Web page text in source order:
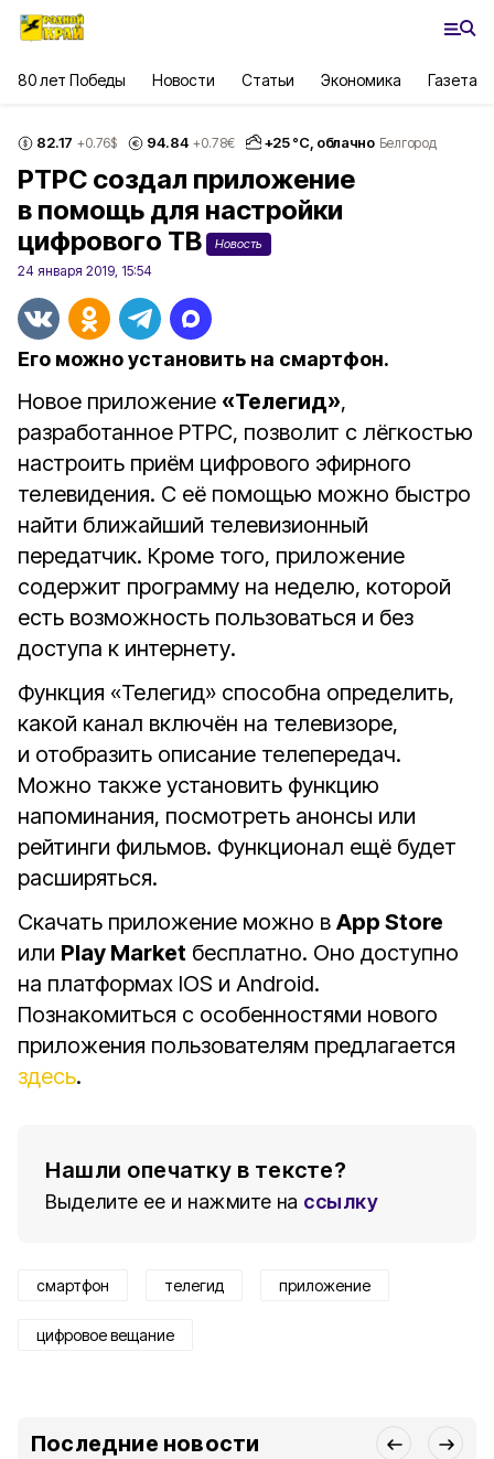
80 лет Победы Новости Статьи Экономика Газета
82.17 +0.76$ 94.84 +0.78€ +25°С, облачно Белгород
РТРС создал приложение
в помощь для настройки
цифрового ТВ
Новость
24 января 2019, 15:54
Его можно установить на смартфон.
Новое приложение «Телегид»,
разработанное РТРС, позволит с лёгкостью
настроить приём цифрового эфирного
телевидения. С её помощью можно быстро
найти ближайший телевизионный
передатчик. Кроме того, приложение
содержит программу на неделю, которой
есть возможность пользоваться и без
доступа к интернету.
Функция «Телегид» способна определить,
какой канал включён на телевизоре,
и отобразить описание телепередач.
Можно также установить функцию
напоминания, посмотреть анонсы или
рейтинги фильмов. Функционал ещё будет
расширяться.
Скачать приложение можно в App Store
или Play Market бесплатно. Оно доступно
на платформах IOS и Android.
Познакомиться с особенностями нового
приложения пользователям предлагается
здесь.
Нашли опечатку в тексте?
Выделите ее и нажмите на ссылку
смартфон телегид приложение
цифровое вещание
Последние новости